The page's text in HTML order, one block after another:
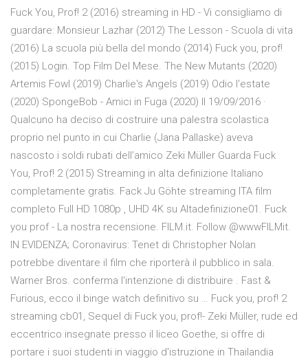
Fuck You, Prof! 2 (2016) streaming in HD - Vi consigliamo di
guardare: Monsieur Lazhar (2012) The Lesson - Scuola di vita
(2016) La scuola più bella del mondo (2014) Fuck you, prof!
(2015) Login. Top Film Del Mese. The New Mutants (2020)
Artemis Fowl (2019) Charlie's Angels (2019) Odio l'estate
(2020) SpongeBob - Amici in Fuga (2020) Il 19/09/2016 ·
Qualcuno ha deciso di costruire una palestra scolastica
proprio nel punto in cui Charlie (Jana Pallaske) aveva
nascosto i soldi rubati dell’amico Zeki Müller Guarda Fuck
You, Prof! 2 (2015) Streaming in alta definizione Italiano
completamente gratis. Fack Ju Göhte streaming ITA film
completo Full HD 1080p , UHD 4K su Altadefinizione01. Fuck
you prof - La nostra recensione. FILM.it. Follow @wwwFILMit.
IN EVIDENZA; Coronavirus: Tenet di Christopher Nolan
potrebbe diventare il film che riporterà il pubblico in sala.
Warner Bros. conferma l'intenzione di distribuire . Fast &
Furious, ecco il binge watch definitivo su … Fuck you, prof! 2
streaming cb01, Sequel di Fuck you, prof!- Zeki Müller, rude ed
eccentrico insegnate presso il liceo Goethe, si offre di
portare i suoi studenti in viaggio d'istruzione in Thailandia